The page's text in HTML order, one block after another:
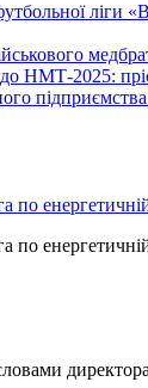
ліги
НМТ-2025:
по
по